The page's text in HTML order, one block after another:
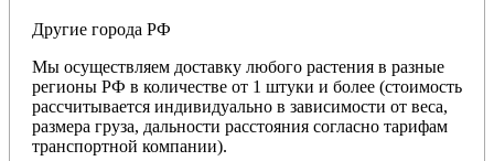
Другие города РФ
Мы осуществляем доставку любого растения в разные
регионы РФ в количестве от 1 штуки и более (стоимость
рассчитывается индивидуально в зависимости от веса,
размера груза, дальности расстояния согласно тарифам
транспортной компании).